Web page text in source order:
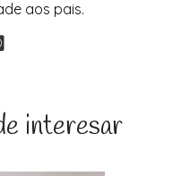
aos pais.
interesar